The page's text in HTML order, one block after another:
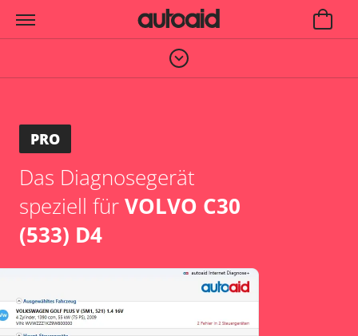
PRO
Das Diagnosegerät
speziell fürVOLVO C30
(533) D4